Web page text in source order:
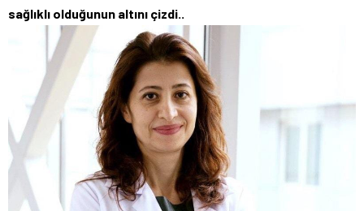
sağlıklı olduğunun altını çizdi..